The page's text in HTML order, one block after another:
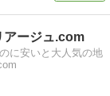
ージュ.com
に安いと大人気の地